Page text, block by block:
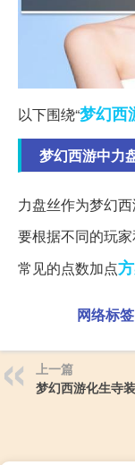
以下围绕“梦幻西
梦幻西游中力
力盘丝作为梦幻
要根据不同的玩
常见的点数加点
网络标签
上一篇
梦幻西游化生寺